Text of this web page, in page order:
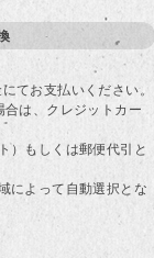
てお支払いください。
は、クレジットカー
）もしくは郵便代引と
によって自動選択とな